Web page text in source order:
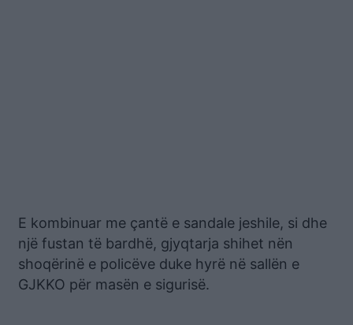
E kombinuar me çantë e sandale jeshile, si dhe
një fustan të bardhë, gjyqtarja shihet nën
shoqërinë e policëve duke hyrë në sallën e
GJKKO për masën e sigurisë.